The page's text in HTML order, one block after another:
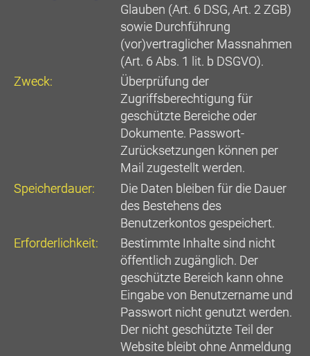
Glauben (Art. 6 DSG, Art. 2 ZGB)
sowie Durchführung
(vor)vertraglicher Massnahmen
(Art. 6 Abs. 1 lit. b DSGVO).
Zweck:
Überprüfung der
Zugriffsberechtigung für
geschützte Bereiche oder
Dokumente. Passwort-
Zurücksetzungen können per
Mail zugestellt werden.
Speicherdauer:
Die Daten bleiben für die Dauer
des Bestehens des
Benutzerkontos gespeichert.
Erforderlichkeit:
Bestimmte Inhalte sind nicht
öffentlich zugänglich. Der
geschützte Bereich kann ohne
Eingabe von Benutzername und
Passwort nicht genutzt werden.
Der nicht geschützte Teil der
Website bleibt ohne Anmeldung